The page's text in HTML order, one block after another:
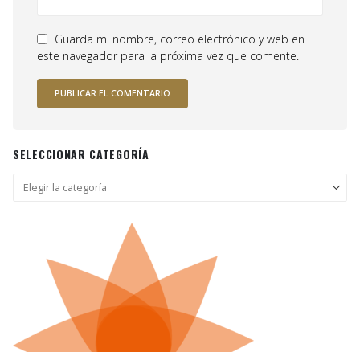
Guarda mi nombre, correo electrónico y web en
este navegador para la próxima vez que comente.
SELECCIONAR CATEGORÍA
Seleccionar
categoría